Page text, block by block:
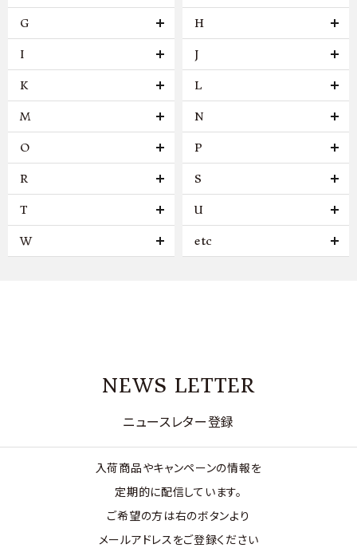
G H
I J
K L
M N
O P
R S
T U
W etc
NEWS LETTER
ニュースレター登録
入荷商品やキャンペーンの情報を
定期的に配信しています。
ご希望の方は右のボタンより
メールアドレスをご登録ください